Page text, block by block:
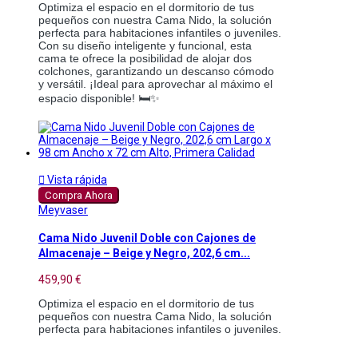
Optimiza el espacio en el dormitorio de tus
pequeños con nuestra Cama Nido, la solución
perfecta para habitaciones infantiles o juveniles.
Con su diseño inteligente y funcional, esta
cama te ofrece la posibilidad de alojar dos
colchones, garantizando un descanso cómodo
y versátil. ¡Ideal para aprovechar al máximo el
espacio disponible! 🛏️✨
 Vista rápida
Compra Ahora
Meyvaser
Cama Nido Juvenil Doble con Cajones de
Almacenaje – Beige y Negro, 202,6 cm...
459,90 €
Optimiza el espacio en el dormitorio de tus
pequeños con nuestra Cama Nido, la solución
perfecta para habitaciones infantiles o juveniles.